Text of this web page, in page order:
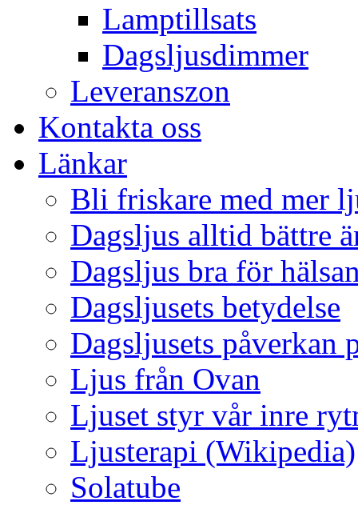
Lamptillsats
Dagsljusdimmer
Leveranszon
Kontakta oss
Länkar
Bli friskare med mer
Dagsljus alltid bättre
Dagsljus bra för
Dagsljusets betydelse
Dagsljusets påverkan
Ljus från Ovan
Ljuset styr vår inre
Ljusterapi (Wikipedia)
Solatube